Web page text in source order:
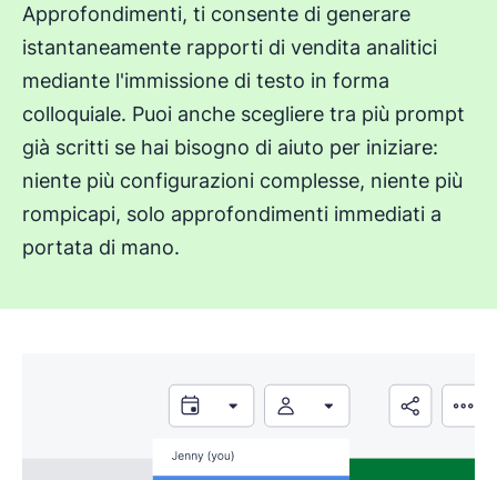
Approfondimenti, ti consente di generare
istantaneamente rapporti di vendita analitici
mediante l'immissione di testo in forma
colloquiale. Puoi anche scegliere tra più prompt
già scritti se hai bisogno di aiuto per iniziare:
niente più configurazioni complesse, niente più
rompicapi, solo approfondimenti immediati a
portata di mano.